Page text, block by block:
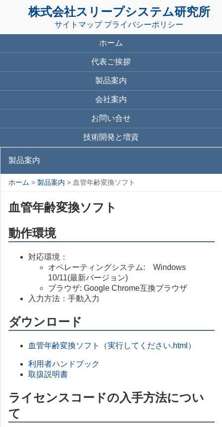
株式会社スリープシステム研究所
サイトマップ プライバシーポリシー
ホーム
代表ご挨拶
製品案内
会社案内
お問い合せ
技術開発と増資
製品案内
ホーム > 製品案内 > 血管年齢変換ソフト
血管年齢変換ソフト
動作環境
対応環境：
オペレーティングシステム: Windows
10/11(最新バージョン)
ブラウザ: Google Chrome互換ブラウザ
入力方法：手動入力
ダウンロード
血管年齢変換ソフト（実行してください.html）
利用者ハンドブック
取扱説明書
ライセンスコードの入手方法につい
て